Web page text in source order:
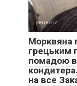
рецепти
Морквяна
грецьким
помадою
на все